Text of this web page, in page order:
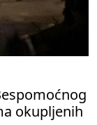
okupljenih